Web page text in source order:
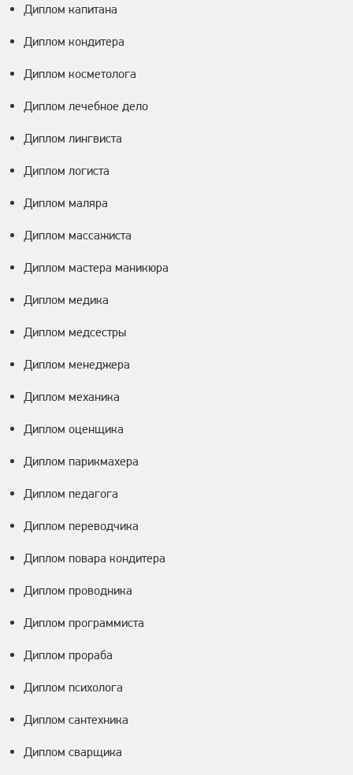
Диплом капитана
Диплом кондитера
Диплом косметолога
Диплом лечебное дело
Диплом лингвиста
Диплом логиста
Диплом маляра
Диплом массажиста
Диплом мастера маникюра
Диплом медика
Диплом медсестры
Диплом менеджера
Диплом механика
Диплом оценщика
Диплом парикмахера
Диплом педагога
Диплом переводчика
Диплом повара кондитера
Диплом проводника
Диплом программиста
Диплом прораба
Диплом психолога
Диплом сантехника
Диплом сварщика